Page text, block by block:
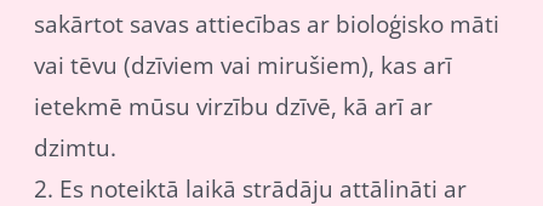
sakārtot savas attiecības ar bioloģisko māti
vai tēvu (dzīviem vai mirušiem), kas arī
ietekmē mūsu virzību dzīvē, kā arī ar
dzimtu.
2. Es noteiktā laikā strādāju attālināti ar